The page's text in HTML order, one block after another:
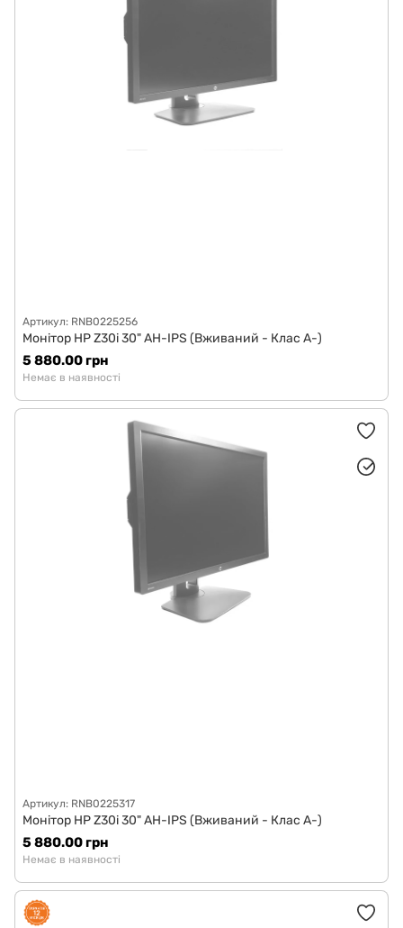
Артикул: RNB0225256
Монітор HP Z30i 30" AH-IPS (Вживаний - Клас A-)
5 880.00 грн
Немає в наявності
Артикул: RNB0225317
Монітор HP Z30i 30" AH-IPS (Вживаний - Клас A-)
5 880.00 грн
Немає в наявності